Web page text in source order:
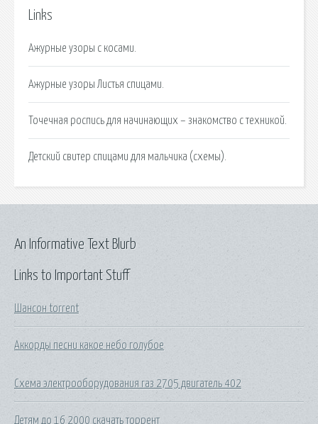
Links
Ажурные узоры с косами.
Ажурные узоры Листья спицами.
Точечная роспись для начинающих – знакомство с техникой.
Детский свитер спицами для мальчика (схемы).
Links to Important Stuff
Шансон torrent
Аккорды песни какое небо голубое
Схема электрооборудования газ 2705 двигатель 402
Детям до 16 2000 скачать торрент
An Informative Text Blurb